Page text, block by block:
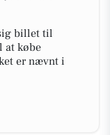
billet til
at købe
er nævnt i